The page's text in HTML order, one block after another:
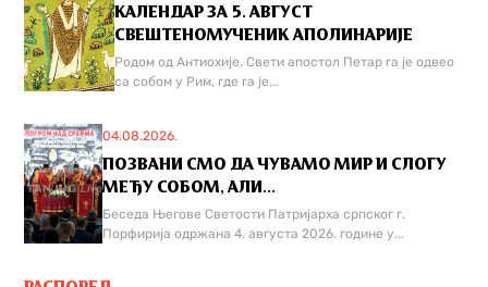
КАЛЕНДАР ЗА 5. АВГУСТ
СВЕШТЕНОМУЧЕНИК АПОЛИНАРИЈЕ
Родом од Антиохије. Свети апостол Петар га је одвео
са собом у Рим, где га је...
04.08.2026.
ПОЗВАНИ СМО ДА ЧУВАМО МИР И СЛОГУ
МЕЂУ СОБОМ, АЛИ...
Беседа Његове Светости Патријарха српског г.
Порфирија одржана 4. августа 2026. године у...